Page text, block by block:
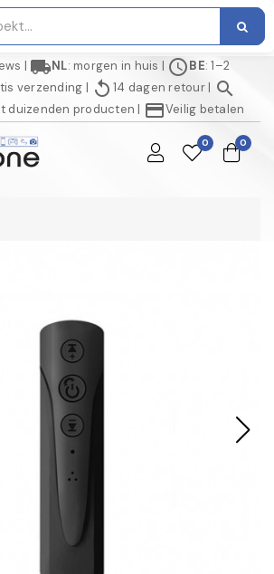
| local_shippingNL: morgen in huis | scheduleBE: 1–2
verzending | replay 14 dagen retour| search
duizenden producten | credit_cardVeilig betalen
0 0